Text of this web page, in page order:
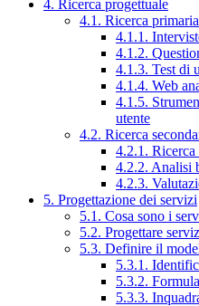
4. Ricerca progettuale
4.1. Ricerca primaria
4.1.1.
4.1.2.
4.1.3. Test di
4.1.4. Web
4.1.5.
utente
4.2. Ricerca
4.2.1. Ricerca
4.2.2. Analisi
4.2.3.
5. Progettazione dei servizi
5.1. Cosa sono i
5.2. Progettare
5.3. Definire il
5.3.1.
5.3.2.
5.3.3.